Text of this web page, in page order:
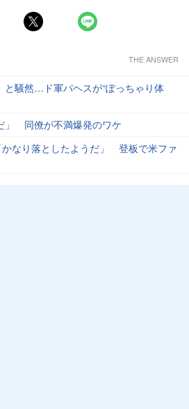
THE ANSWER
と騒然…ド軍パヘスが“ぽっちゃり体
」 同僚が不満爆発のワケ
かなり落としたようだ」 登板で米ファ